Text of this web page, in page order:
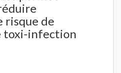
risque de
toxi-infection